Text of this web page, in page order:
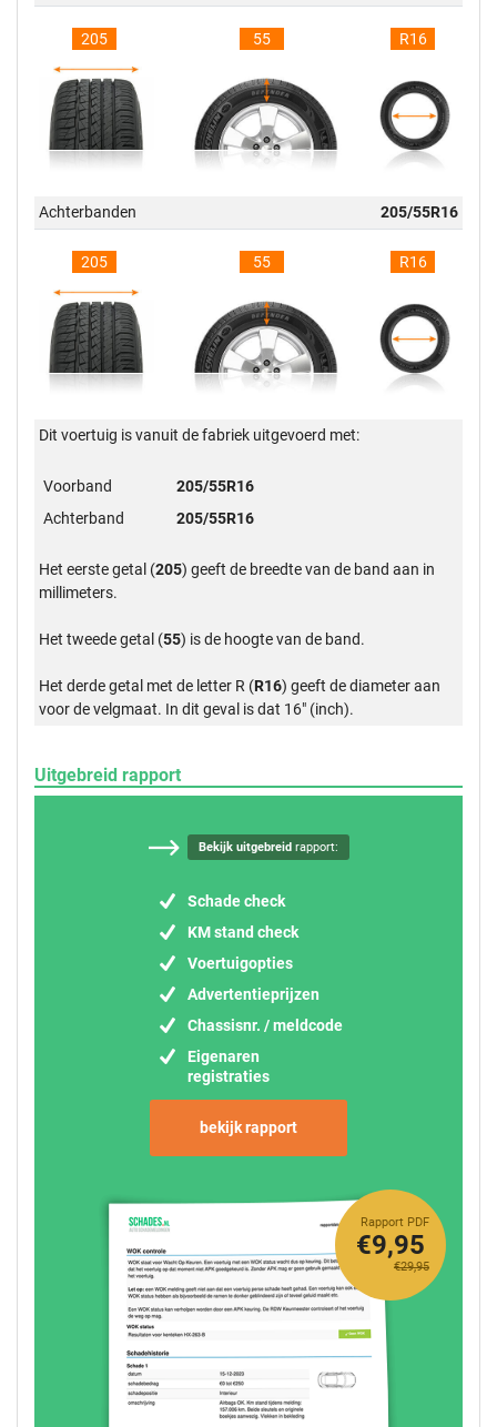
205 55 R16
Achterbanden 205/55R16
205 55 R16
Dit voertuig is vanuit de fabriek uitgevoerd met:
Voorband
205/55R16
Achterband
205/55R16
Het eerste getal (205) geeft de breedte van de band aan in
millimeters.
Het tweede getal (55) is de hoogte van de band.
Het derde getal met de letter R (R16) geeft de diameter aan
voor de velgmaat. In dit geval is dat 16" (inch).
Uitgebreid rapport
Bekijk uitgebreid rapport:
Schade check
KM stand check
Voertuigopties
Advertentieprijzen
Chassisnr. / meldcode
Eigenaren
registraties
bekijk rapport
Rapport PDF
€29,95
€9,95